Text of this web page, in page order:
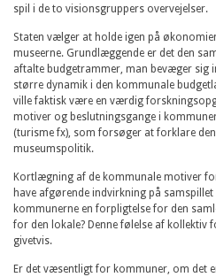
spil i de to visionsgruppers overvejelser.
Staten vælger at holde igen på
museerne. Grundlæggende er det den
aftalte budgetrammer, man bevæger sig
større dynamik i den kommunale
ville faktisk være en værdig
motiver og beslutningsgange i
(turisme fx), som forsøger at forklare
museumspolitik.
Kortlægning af de kommunale motiver
have afgørende indvirkning på
kommunerne en forpligtelse for den
for den lokale? Denne følelse af kollektiv
givetvis.
Er det væsentligt for kommuner, om det